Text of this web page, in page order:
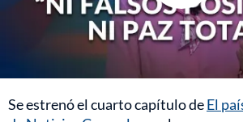
Se estrenó el cuarto capítulo deEl